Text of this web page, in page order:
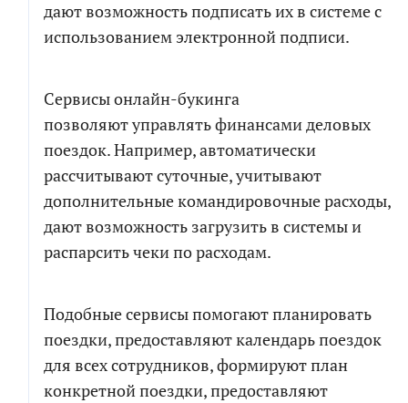
дают возможность подписать их в системе с
использованием электронной подписи.
Сервисы онлайн-букинга
позволяют управлять финансами деловых
поездок. Например, автоматически
рассчитывают суточные, учитывают
дополнительные командировочные расходы,
дают возможность загрузить в системы и
распарсить чеки по расходам.
Подобные сервисы помогают планировать
поездки, предоставляют календарь поездок
для всех сотрудников, формируют план
конкретной поездки, предоставляют